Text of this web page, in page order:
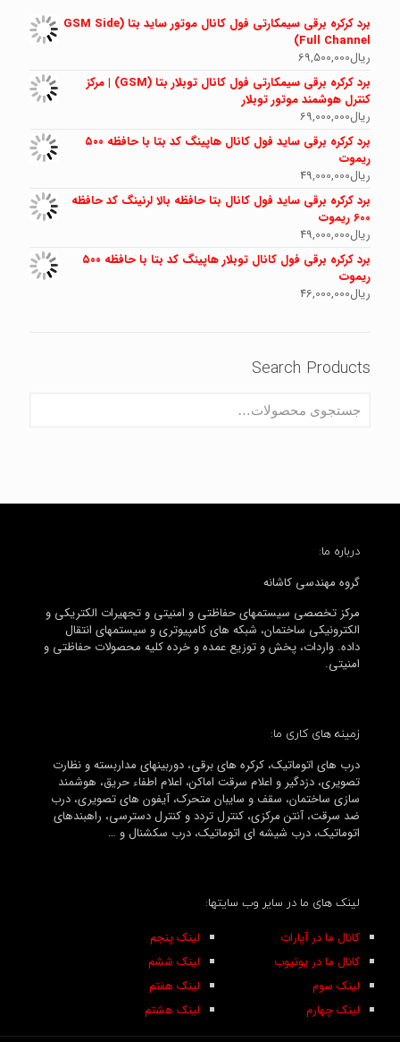
برد کرکره برقی سیمکارتی فول کانال موتور ساید بتا (GSM Side
Full Channel)
ریال69,500,000
برد کرکره برقی سیمکارتی فول کانال توبلار بتا (GSM) | مرکز
کنترل هوشمند موتور توبلار
ریال69,000,000
برد کرکره برقی ساید فول کانال هاپینگ کد بتا با حافظه ۵۰۰
ریموت
ریال49,000,000
برد کرکره برقی ساید فول کانال بتا حافظه بالا لرنینگ کد حافظه
600 ریموت
ریال49,000,000
برد کرکره برقی فول کانال توبلار هاپینگ کد بتا با حافظه ۵۰۰
ریموت
ریال46,000,000
Search Products
درباره ما:
گروه مهندسی کاشانه
مرکز تخصصی سیستمهای حفاظتی و امنیتی و تجهیرات الکتریکی و
الکترونیکی ساختمان، شبکه های کامپیوتری و سیستمهای انتقال
داده. واردات، پخش و توزیع عمده و خرده کلیه محصولات حفاظتی و
امنیتی.
زمینه های کاری ما:
درب های اتوماتیک، کرکره های برقی، دوربینهای مداربسته و نظارت
تصویری، دزدگیر و اعلام سرقت اماکن، اعلام اطفاء حریق، هوشمند
سازی ساختمان، سقف و سایبان متحرک، آیفون های تصویری، درب
ضد سرقت، آنتن مرکزی، کنترل تردد و کنترل دسترسی، راهبندهای
اتوماتیک، درب شیشه ای اتوماتیک، درب سکشنال و …
لینک های ما در سایر وب سایتها:
لینک پنجم
لینک ششم
لینک هفتم
لینک هشتم
کانال ما در آپارات
کانال ما در یوتیوب
لینک سوم
لینک چهارم